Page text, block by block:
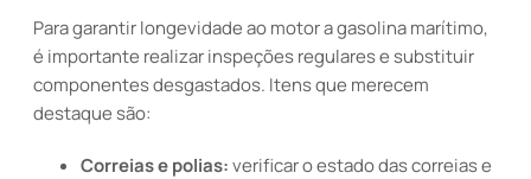
Para garantir longevidade ao motor a gasolina marítimo,
é importante realizar inspeções regulares e substituir
componentes desgastados. Itens que merecem
destaque são:
Correias e polias:verificar o estado das correias e